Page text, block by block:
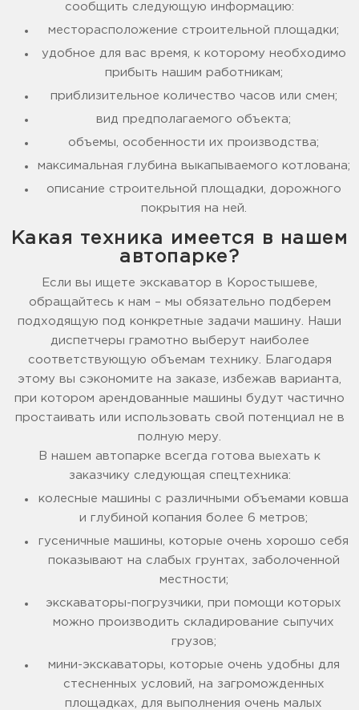
сообщить следующую информацию:
месторасположение строительной площадки;
удобное для вас время, к которому необходимо
прибыть нашим работникам;
приблизительное количество часов или смен;
вид предполагаемого объекта;
объемы, особенности их производства;
максимальная глубина выкапываемого котлована;
описание строительной площадки, дорожного
покрытия на ней.
Какая техника имеется в нашем
автопарке?
Если вы ищете экскаватор в Коростышеве,
обращайтесь к нам – мы обязательно подберем
подходящую под конкретные задачи машину. Наши
диспетчеры грамотно выберут наиболее
соответствующую объемам технику. Благодаря
этому вы сэкономите на заказе, избежав варианта,
при котором арендованные машины будут частично
простаивать или использовать свой потенциал не в
полную меру.
В нашем автопарке всегда готова выехать к
заказчику следующая спецтехника:
колесные машины с различными объемами ковша
и глубиной копания более 6 метров;
гусеничные машины, которые очень хорошо себя
показывают на слабых грунтах, заболоченной
местности;
экскаваторы-погрузчики, при помощи которых
можно производить складирование сыпучих
грузов;
мини-экскаваторы, которые очень удобны для
стесненных условий, на загроможденных
площадках, для выполнения очень малых